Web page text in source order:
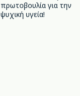
πρωτοβουλία για την
ψυχική υγεία!